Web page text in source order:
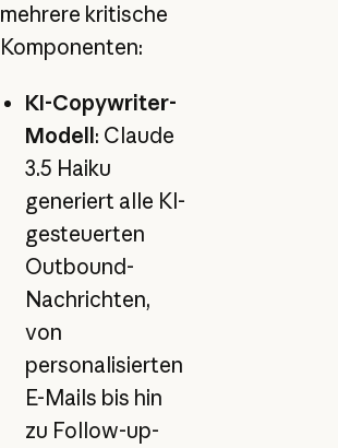
mehrere kritische
Komponenten:
KI-Copywriter-
Modell: Claude
3.5 Haiku
generiert alle KI-
gesteuerten
Outbound-
Nachrichten,
von
personalisierten
E-Mails bis hin
zu Follow-up-